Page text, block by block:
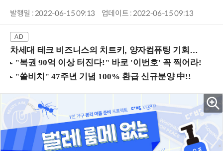
발행일 : 2022-06-15 09:13 업데이트 : 2022-06-15 09:13
차세대 테크 비즈니스의 치트키, 양자컴퓨팅 기회를 선점하라! (8/28 강남역)